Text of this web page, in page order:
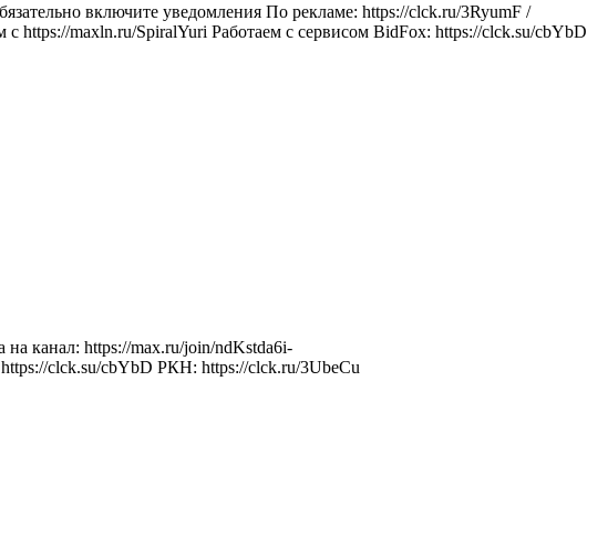
включите уведомления По рекламе: https://clck.ru/3RyumF /
maxln.ru/SpiralYuri Работаем с сервисом BidFox: https://clck.su/cbYbD
канал: https://max.ru/join/ndKstda6i-
clck.su/cbYbD РКН: https://clck.ru/3UbeCu